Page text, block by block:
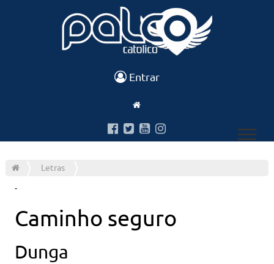
Entrar
Letras
-
Caminho seguro
Dunga